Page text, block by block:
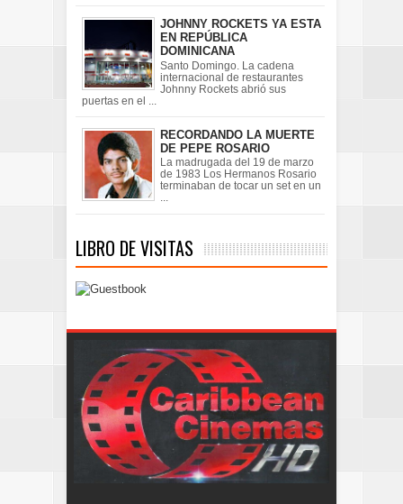
JOHNNY ROCKETS YA ESTA
EN REPÚBLICA
DOMINICANA
Santo Domingo. La cadena
internacional de restaurantes
Johnny Rockets abrió sus
puertas en el ...
RECORDANDO LA MUERTE
DE PEPE ROSARIO
La madrugada del 19 de marzo
de 1983 Los Hermanos Rosario
terminaban de tocar un set en un
...
LIBRO DE VISITAS